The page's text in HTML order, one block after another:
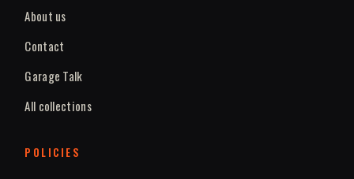
About us
Contact
Garage Talk
All collections
POLICIES